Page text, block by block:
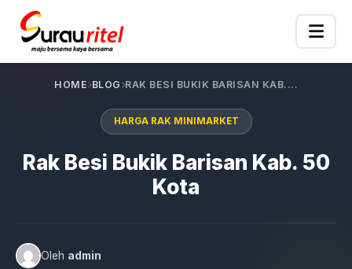
HOME BLOG RAK BESI BUKIK BARISAN KAB....
HARGA RAK MINIMARKET
Rak Besi Bukik Barisan Kab. 50
Kota
Oleh admin